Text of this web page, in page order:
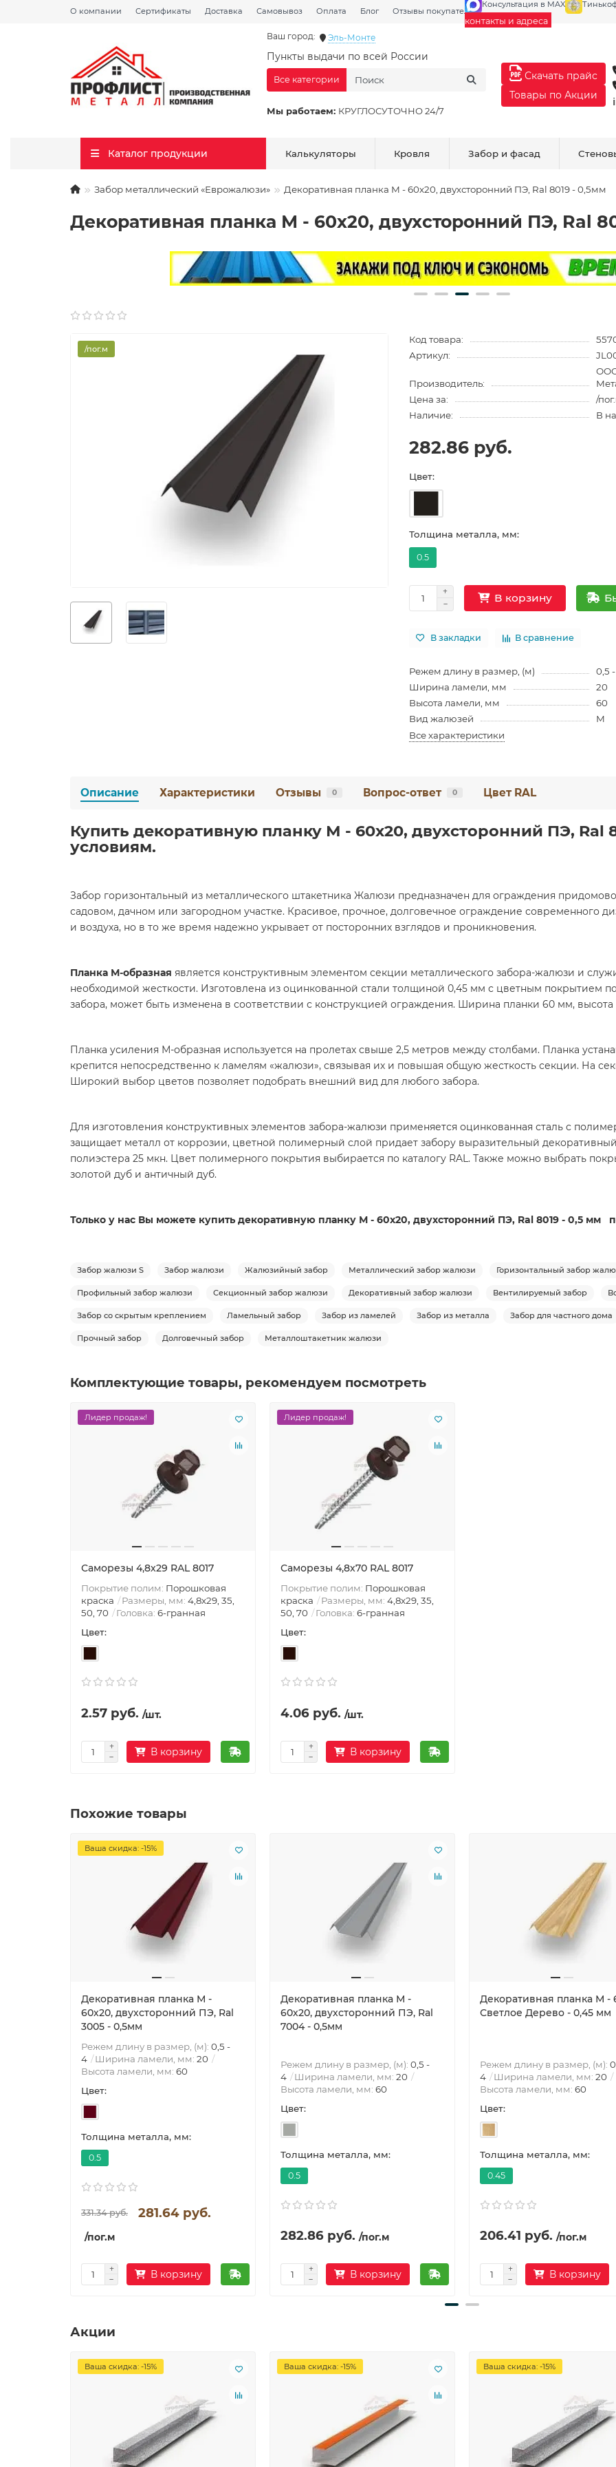
О компании Сертификаты Доставка Самовывоз Оплата Блог Отзывы покупателей Галерея
Консультация в MAX
контакты и адреса
Ваш город: Эль-Монте
Пункты выдачи по всей России
Мы работаем: КРУГЛОСУТОЧНО 24/7
Все категории
Скачать прайс
Товары по Акции
Каталог продукции Калькуляторы Кровля Забор и фасад
Забор металлический «Еврожалюзи» Декоративная планка М - 60х20, двухсторонний ПЭ, Ral 8019 - 0,5мм
Декоративная планка М - 60х20, двухсторонний ПЭ, Ral
/пог.м
Код товара:
Артикул:
Производитель:
Цена за:
/
Наличие:
В
282.86 руб.
Цвет:
Толщина металла, мм:
0.5
В корзину
В закладки В сравнение
Режем длину в размер, (м)
0,5
Ширина ламели, мм
20
Высота ламели, мм
60
Вид жалюзей
М
Все характеристики
Описание Характеристики Отзывы 0 Вопрос-ответ 0 Цвет RAL
Купить декоративную планку М - 60х20, двухсторонний ПЭ, Ral
условиям.
Забор горизонтальный из металлического штакетника Жалюзи предназначен для ограждения
садовом, дачном или загородном участке. Красивое, прочное, долговечное ограждение современного
и воздуха, но в то же время надежно укрывает от посторонних взглядов и проникновения.
Планка М-образная является конструктивным элементом секции металлического забора-жалюзи и
необходимой жесткости. Изготовлена из оцинкованной стали толщиной 0,45 мм с цветным покрытием
забора, может быть изменена в соответствии с конструкцией ограждения. Ширина планки 60 мм,
Планка усиления М-образная используется на пролетах свыше 2,5 метров между столбами. Планка
крепится непосредственно к ламелям «жалюзи», связывая их и повышая общую жесткость секции. На
Широкий выбор цветов позволяет подобрать внешний вид для любого забора.
Для изготовления конструктивных элементов забора-жалюзи применяется оцинкованная сталь с
защищает металл от коррозии, цветной полимерный слой придает забору выразительный
полиэстера 25 мкн. Цвет полимерного покрытия выбирается по каталогу RAL. Также можно выбрать
золотой дуб и античный дуб.
Только у нас Вы можете купить декоративную планку М - 60х20, двухсторонний ПЭ, Ral 8019 - 0,5
Забор жалюзи S Забор жалюзи Жалюзийный забор Металлический забор жалюзи Горизонтальный забор
Профильный забор жалюзи Секционный забор жалюзи Декоративный забор жалюзи Вентилируемый забор
Забор со скрытым креплением Ламельный забор Забор из ламелей Забор из металла Забор для частного дома
Прочный забор Долговечный забор Металлоштакетник жалюзи
Комплектующие товары, рекомендуем посмотреть
Лидер продаж!
Саморезы 4,8х29 RAL 8017
Покрытие полим: Порошковая
краска
Размеры, мм: 4,8х29, 35,
50, 70
Головка: 6-гранная
Цвет:
2.57 руб. /шт.
В корзину
Лидер продаж!
Саморезы 4,8х70 RAL 8017
Покрытие полим: Порошковая
краска
Размеры, мм: 4,8х29, 35,
50, 70
Головка: 6-гранная
Цвет:
4.06 руб. /шт.
В корзину
Похожие товары
Ваша скидка: -15%
Декоративная планка М -
60х20, двухсторонний ПЭ, Ral
3005 - 0,5мм
Режем длину в размер, (м): 0,5 -
4
Ширина ламели, мм: 20
Высота ламели, мм: 60
Цвет:
Толщина металла, мм:
0.5
331.34 руб. 281.64 руб.
/пог.м
В корзину
Декоративная планка М -
60х20, двухсторонний ПЭ, Ral
7004 - 0,5мм
Режем длину в размер, (м): 0,5 -
4
Ширина ламели, мм: 20
Высота ламели, мм: 60
Цвет:
Толщина металла, мм:
0.5
282.86 руб. /пог.м
В корзину
Декоративная планка М -
Светлое Дерево - 0,45 мм
Режем длину в размер, (м):
4
Ширина ламели, мм: 20
Высота ламели, мм: 60
Цвет:
Толщина металла, мм:
0.45
206.41 руб. /пог.м
В корзину
Акции
Ваша скидка: -15% Ваша скидка: -15% Ваша скидка: -15%